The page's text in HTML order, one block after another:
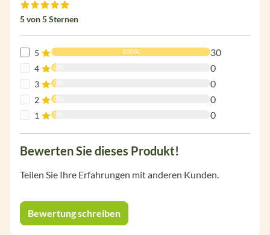
Durchschnittliche Bewertung von 5 von 5 Sternen
5 von 5 Sternen
5 100% 30
4 0% 0
3 0% 0
2 0% 0
1 0% 0
Bewerten Sie dieses Produkt!
Teilen Sie Ihre Erfahrungen mit anderen Kunden.
Bewertung schreiben